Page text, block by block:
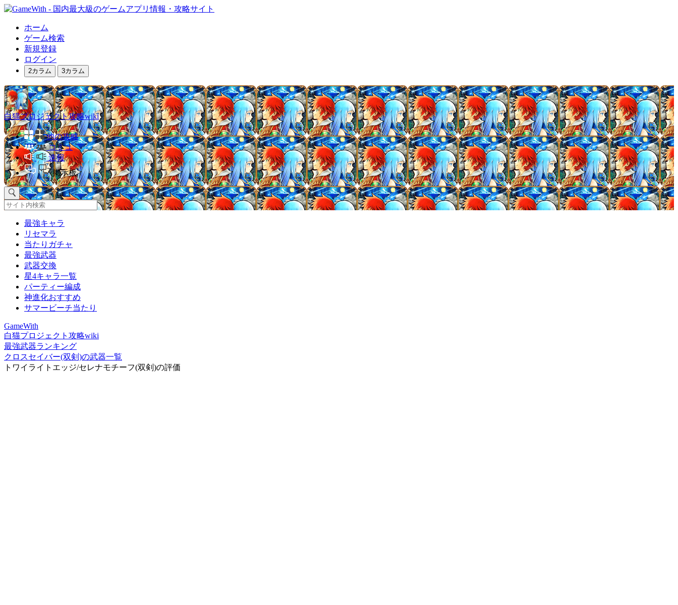
ホーム
ゲーム検索
新規登録
ログイン
2カラム 3カラム
白猫プロジェクト攻略wiki
他の攻略
コミュ
速報
掲示板
最強キャラ
リセマラ
当たりガチャ
最強武器
武器交換
星4キャラ一覧
パーティー編成
神進化おすすめ
サマービーチ当たり
GameWith
白猫プロジェクト攻略wiki
最強武器ランキング
クロスセイバー(双剣)の武器一覧
トワイライトエッジ/セレナモチーフ(双剣)の評価